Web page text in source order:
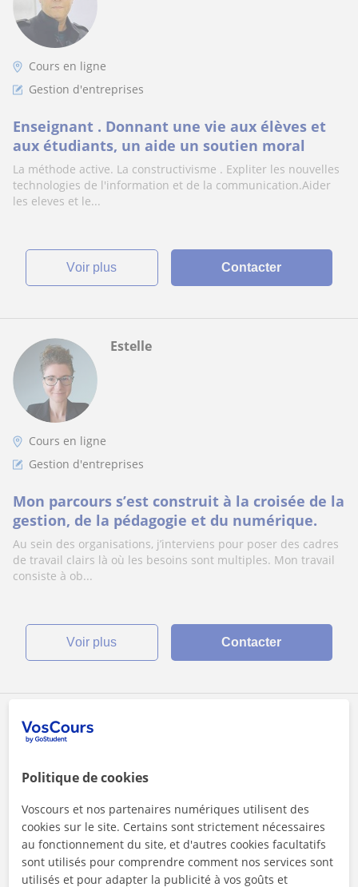
Cours en ligne
Gestion d'entreprises
Enseignant . Donnant une vie aux élèves et
aux étudiants, un aide un soutien moral
La méthode active. La constructivisme . Expliter les nouvelles
technologies de l'information et de la communication.Aider
les eleves et le...
voir plus Contacter
Estelle
Cours en ligne
Gestion d'entreprises
Mon parcours s’est construit à la croisée de la
gestion, de la pédagogie et du numérique.
Au sein des organisations, j’interviens pour poser des cadres
de travail clairs là où les besoins sont multiples. Mon travail
consiste à ob...
voir plus Contacter
Cours en ligne
Gestion d'entreprises
Cours de SES ou Gestion d'entreprise 1er
Politique de cookies
Voscours et nos partenaires numériques utilisent des
cookies sur le site. Certains sont strictement nécessaires
au fonctionnement du site, et d'autres cookies facultatifs
sont utilisés pour comprendre comment nos services sont
utilisés et pour adapter la publicité à vos goûts et